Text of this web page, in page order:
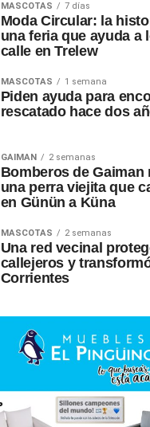
MASCOTAS 7 días
Moda Circular: la
una feria que ayuda a
calle en Trelew
MASCOTAS 1 semana
Piden ayuda para
rescatado hace dos
GAIMAN 2 semanas
Bomberos de Gaiman
una perra viejita que
en Günün a Küna
MASCOTAS 2 semanas
Una red vecinal
callejeros y
Corrientes